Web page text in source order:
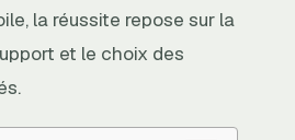
la réussite repose sur la
et le choix des